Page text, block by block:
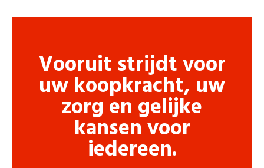
Vooruit strijdt voor
uw koopkracht, uw
zorg en gelijke
kansen voor
iedereen.